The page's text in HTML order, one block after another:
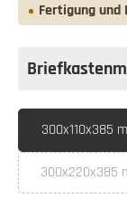
Fertigung und
300x110x385